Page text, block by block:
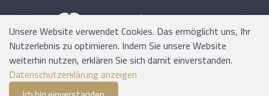
Unsere Website verwendet Cookies. Das ermöglicht uns, Ihr
Nutzerlebnis zu optimieren. Indem Sie unsere Website
weiterhin nutzen, erklären Sie sich damit einverstanden.
Datenschutzerklärung anzeigen